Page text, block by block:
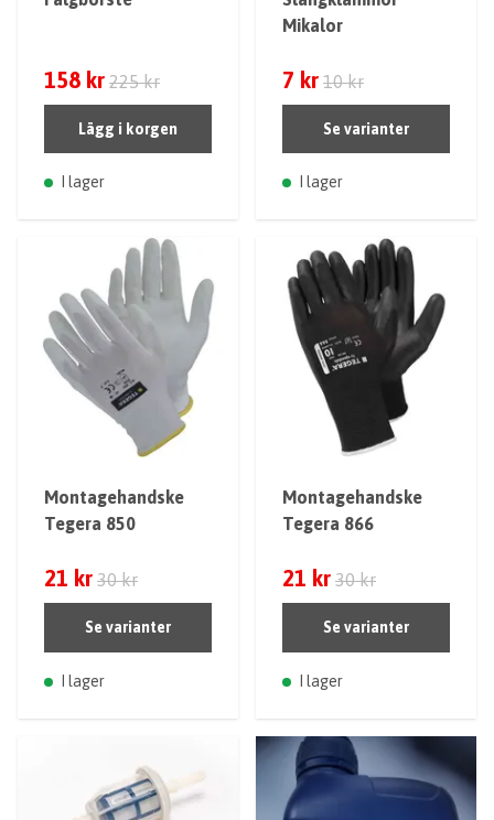
158 kr 225 kr
Lägg i korgen
I lager
Mikalor
7 kr 10 kr
Se varianter
I lager
Montagehandske
Tegera 850
21 kr 30 kr
Se varianter
I lager
Montagehandske
Tegera 866
21 kr 30 kr
Se varianter
I lager